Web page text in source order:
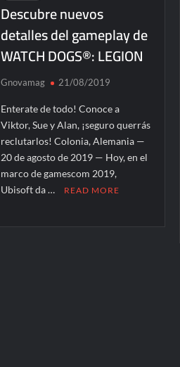
Descubre nuevos
detalles del gameplay de
WATCH DOGS®: LEGION
Gnovamag 21/08/2019
Enterate de todo! Conoce a
Viktor, Sue y Alan, ¡seguro querrás
reclutarlos! Colonia, Alemania —
20 de agosto de 2019 — Hoy, en el
marco de gamescom 2019,
Ubisoft da …
READ MORE